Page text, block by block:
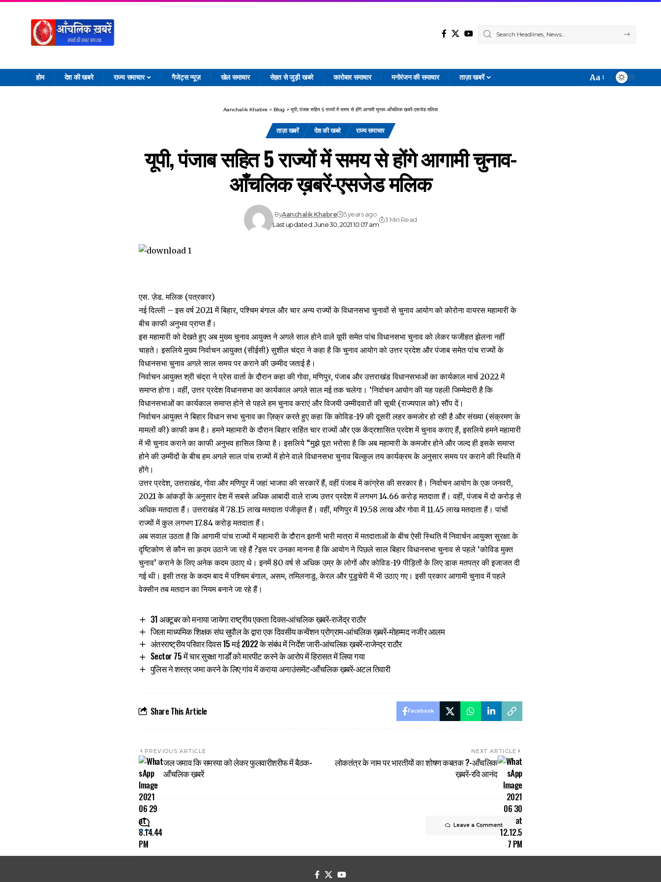
होम देश की खबरे राज्य समाचार गैजेट्स न्यूज़ खेल समाचार सेहत से जुड़ी खबरे कारोबार समाचार मनोरंजन की समाचार ताज़ा खबरें
Font
Aa
Aanchalik Khabre > Blog > यूपी, पंजाब सहित 5 राज्‍यों में समय से होंगे आगामी चुनाव-आँचलिक ख़बरें-एसजेड मलिक
ताज़ा खबरें देश की खबरे राज्य समाचार
यूपी, पंजाब सहित 5 राज्‍यों में समय से होंगे आगामी चुनाव-
आँचलिक ख़बरें-एसजेड मलिक
Last updated: June 30, 2021 10:07 am
ByAanchalik Khabre 5 years ago
3 Min Read
एस. ज़ेड. मलिक (पत्रकार)
नई दिल्ली – इस वर्ष 2021 में बिहार, पश्चिम बंगाल और चार अन्य राज्यों के विधानसभा चुनावों से चुनाव आयोग को कोरोना वायरस महामारी के
बीच काफी अनुभव प्राप्त हैं।
इस महामारी को देखते हुए अब मुख्य चुनाव आयुक्त ने अगले साल होने वाले यूपी समेत पांच विधानसभा चुनाव को लेकर फजीहत झेलना नहीं
चाहते। इसलिये मुख्य निर्वाचन आयुक्त (सीईसी) सुशील चंद्रा ने कहा है कि चुनाव आयोग को उत्तर प्रदेश और पंजाब समेत पांच राज्यों के
विधानसभा चुनाव अगले साल समय पर कराने की उम्मीद जताई है।
निर्वाचन आयुक्त श्री चंद्रा ने प्रेस वार्ता के दौरान कहा की गोवा, मणिपुर, पंजाब और उत्तराखंड विधानसभाओं का कार्यकाल मार्च 2022 में
समाप्त होगा। वहीं, उत्तर प्रदेश विधानसभा का कार्यकाल अगले साल मई तक चलेगा। ‘निर्वाचन आयोग की यह पहली जिम्मेदारी है कि
विधानसभाओं का कार्यकाल समाप्त होने से पहले हम चुनाव कराएं और विजयी उम्मीदवारों की सूची (राज्यपाल को) सौंप दें।
निर्वाचन आयुक्त ने बिहार विधान सभा चुनाव का ज़िक्र करते हुए कहा कि कोविड-19 की दूसरी लहर कमजोर हो रही है और संख्या (संक्रमण के
मामलों की) काफी कम है। हमने महामारी के दौरान बिहार सहिंत चार राज्यों और एक केंद्रशासित प्रदेश में चुनाव कराए हैं, इसलिये हमने महामारी
में भी चुनाव कराने का काफी अनुभव हासिल किया है। इसलिये “मुझे पूरा भरोसा है कि अब महामारी के कमजोर होने और जल्द ही इसके समाप्त
होने की उम्मीदों के बीच हम अगले साल पांच राज्यों में होने वाले विधानसभा चुनाव बिल्कुल तय कार्यक्रम के अनुसार समय पर कराने की स्थिति में
होंगे।
उत्तर प्रदेश, उत्तराखंड, गोवा और मणिपुर में जहां भाजपा की सरकारें हैं, वहीं पंजाब में कांग्रेस की सरकार है। निर्वाचन आयोग के एक जनवरी,
2021 के आंकड़ों के अनुसार देश में सबसे अधिक आबादी वाले राज्य उत्तर प्रदेश में लगभग 14.66 करोड़ मतदाता हैं। वहीं, पंजाब में दो करोड़ से
अधिक मतदाता हैं। उत्तराखंड में 78.15 लाख मतदाता पंजीकृत हैं। वहीं, मणिपुर में 19.58 लाख और गोवा में 11.45 लाख मतदाता हैं। पांचों
राज्यों में कुल लगभग 17.84 करोड़ मतदाता हैं।
अब सवाल उठता है कि आगामी पांच राज्यों में महामारी के दौरान इतनी भारी मात्रा में मतदाताओं के बीच ऐसी स्थिति में निवार्चन आयुक्त सुरक्षा के
दृष्टिकोण से कौन सा क़दम उठाने जा रहे हैं ?इस पर उनका मानना है कि आयोग ने पिछले साल बिहार विधानसभा चुनाव से पहले ‘कोविड मुक्त
चुनाव’ कराने के लिए अनेक कदम उठाए थे। इनमें 80 वर्ष से अधिक उम्र के लोगों और कोविड-19 पीड़ितों के लिए डाक मतपत्र की इजाजत दी
गई थी। इसी तरह के कदम बाद में पश्चिम बंगाल, असम, तमिलनाडु, केरल और पुडुचेरी में भी उठाए गए। इसी प्रकार आगामी चुनाव में पहले
वेक्सीन तब मतदान का नियम बनाने जा रहे हैं।
31 अक्टूबर को मनाया जायेगा राष्ट्रीय एकता दिवस-आंचलिक ख़बरें-राजेंद्र राठौर
जिला माध्यमिक शिक्षक संघ सुपौल के द्वारा एक दिवसीय कन्वेंशन प्रोग्राम-आंचलिक ख़बरें-मोहम्मद नजीर आलम
अंतरराष्ट्रीय परिवार दिवस 15 मई 2022 के संबंध में निर्देश जारी-आंचलिक ख़बरें-राजेन्द्र राठौर
Sector 75 में चार सुरक्षा गार्डों को मारपीट करने के आरोप में हिरासत में लिया गया
पुलिस ने शस्त्र जमा करने के लिए गांव में कराया अनाउंसमेंट-आँचलिक ख़बरें-अटल तिवारी
Share This Article Facebook
PREVIOUS ARTICLE
जल जमाव कि समस्या को लेकर फुलवारीशरीफ में बैठक-
आँचलिक ख़बरें
NEXT ARTICLE
लोकतंत्र के नाम पर भारतीयों का शोषण कबतक ?-आँचलिक
ख़बरें-रवि आनंद
Leave a Comment